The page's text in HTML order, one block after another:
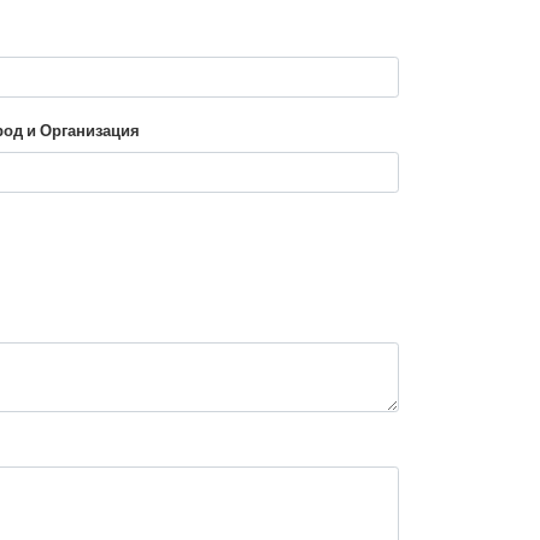
и Организация